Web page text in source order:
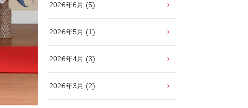
2026年6月 (5)
2026年5月 (1)
2026年4月 (3)
2026年3月 (2)